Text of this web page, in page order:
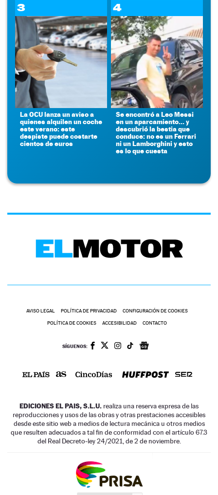
3
La OCU lanza un aviso a
quienes alquilen un coche
este verano: este
despiste puede costarte
cientos de euros
4
Se encontró a Leo Messi
en un aparcamiento... y
descubrió la bestia que
conduce: no es un Ferrari
ni un Lamborghini y esto
es lo que cuesta
AVISO LEGAL POLÍTICA DE PRIVACIDAD CONFIGURACIÓN DE COOKIES
POLÍTICA DE COOKIES ACCESIBILIDAD CONTACTO
SÍGUENOS:
EDICIONES EL PAIS, S.L.U. realiza una reserva expresa de las
reproducciones y usos de las obras y otras prestaciones accesibles
desde este sitio web a medios de lectura mecánica u otros medios
que resulten adecuados a tal fin de conformidad con el artículo 67.3
del Real Decreto-ley 24/2021, de 2 de noviembre.